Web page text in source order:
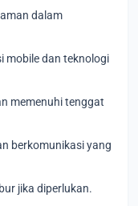
dalam
mobile dan teknologi
memenuhi tenggat
berkomunikasi yang
jika diperlukan.